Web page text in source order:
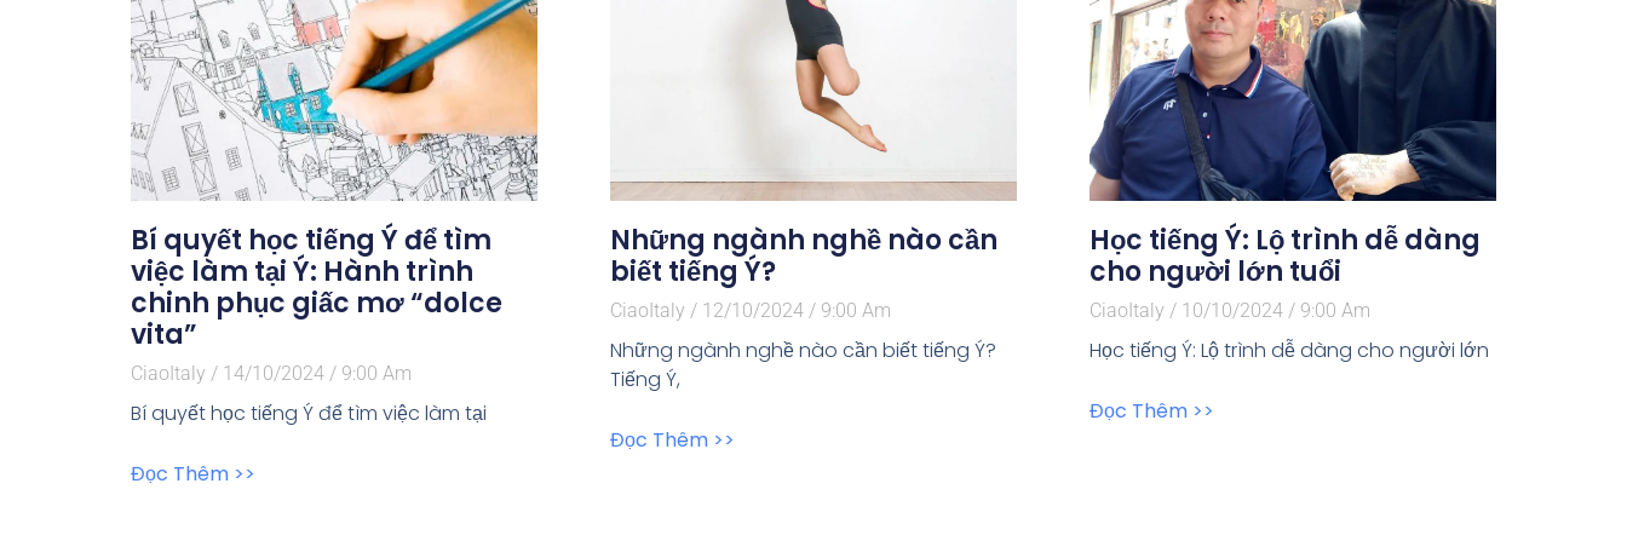
Bí quyết học tiếng Ý để tìm
việc làm tại Ý: Hành trình
chinh phục giấc mơ “dolce
vita”
CiaoItaly 14/10/2024 9:00 Am
Bí quyết học tiếng Ý để tìm việc làm tại
Đọc Thêm >>
Những ngành nghề nào cần
biết tiếng Ý?
CiaoItaly 12/10/2024 9:00 Am
Những ngành nghề nào cần biết tiếng Ý?
Tiếng Ý,
Đọc Thêm >>
Học tiếng Ý: Lộ trình dễ dàng
cho người lớn tuổi
CiaoItaly 10/10/2024 9:00 Am
Học tiếng Ý: Lộ trình dễ dàng cho người lớn
Đọc Thêm >>